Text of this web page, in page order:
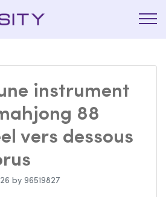
La Prépa
instrument
88
vers dessous
by 96519827